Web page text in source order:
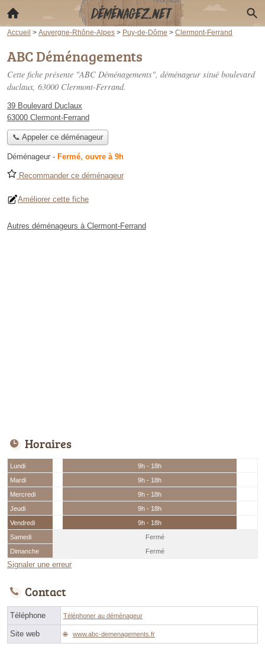
Accueil > Auvergne-Rhône-Alpes > Puy-de-Dôme > Clermont-Ferrand
ABC Déménagements
Cette fiche présente "ABC Déménagements", déménageur situé boulevard
duclaux, 63000 Clermont-Ferrand.
39 Boulevard Duclaux
63000 Clermont-Ferrand
📞 Appeler ce déménageur
Déménageur - Fermé, ouvre à 9h
Recommander ce déménageur
Améliorer cette fiche
Autres déménageurs à Clermont-Ferrand
Horaires
Lundi
9h - 18h
Mardi
9h - 18h
Mercredi
9h - 18h
Jeudi
9h - 18h
Vendredi
9h - 18h
Samedi
Fermé
Dimanche
Fermé
Signaler une erreur
Contact
Téléphone Téléphoner au déménageur
Site web www.abc-demenagements.fr